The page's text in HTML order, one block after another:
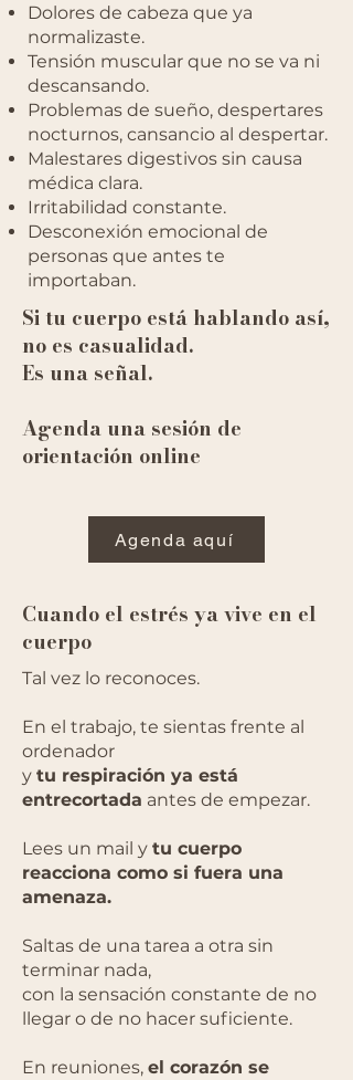
Dolores de cabeza que ya
normalizaste.
Tensión muscular que no se va ni
descansando.
Problemas de sueño, despertares
nocturnos, cansancio al despertar.
Malestares digestivos sin causa
médica clara.
Irritabilidad constante.
Desconexión emocional de
personas que antes te
importaban.
Si tu cuerpo está hablando así,
no es casualidad.
Es una señal.
Agenda una sesión de
orientación online
Agenda aquí
Cuando el estrés ya vive en el
cuerpo
Tal vez lo reconoces.
En el trabajo, te sientas frente al
ordenador
y tu respiración ya está
entrecortada antes de empezar.
Lees un mail y tu cuerpo
reacciona como si fuera una
amenaza.
Saltas de una tarea a otra sin
terminar nada,
con la sensación constante de no
llegar o de no hacer suficiente.
En reuniones, el corazón se